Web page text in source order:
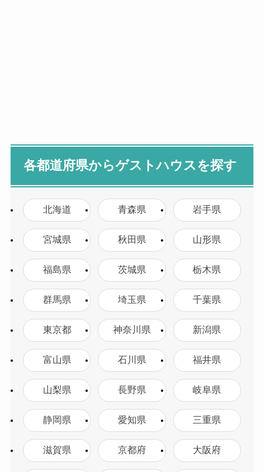
各都道府県からゲストハウスを探す
北海道 青森県 岩手県
宮城県 秋田県 山形県
福島県 茨城県 栃木県
群馬県 埼玉県 千葉県
東京都 神奈川県 新潟県
富山県 石川県 福井県
山梨県 長野県 岐阜県
静岡県 愛知県 三重県
滋賀県 京都府 大阪府